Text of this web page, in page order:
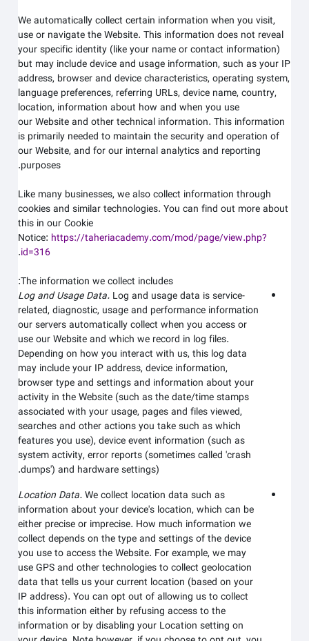
We automatically collect certain information when you visit,
use or navigate theWebsite. This information does not reveal
your specific identity (like your name or contact information)
but may include device and usage information, such as your IP
address, browser and device characteristics, operating system,
language preferences, referring URLs, device name, country,
location, information about how and when you use
ourWebsiteand other technical information. This information
is primarily needed to maintain the security and operation of
ourWebsite, and for our internal analytics and reporting
purposes.
Like many businesses, we also collect information through
cookies and similar technologies. You can find out more about
this in our Cookie
Notice:https://taheriacademy.com/mod/page/view.php?
id=316
.
The information we collect includes:
Log and Usage Data.Log and usage data is service-
related, diagnostic, usage and performance information
our servers automatically collect when you access or
use ourWebsiteand which we record in log files.
Depending on how you interact with us, this log data
may include your IP address, device information,
browser type and settings and information about your
activity in theWebsite(such as the date/time stamps
associated with your usage, pages and files viewed,
searches and other actions you take such as which
features you use), device event information (such as
system activity, error reports (sometimes called 'crash
dumps') and hardware settings).
Location Data.We collect location data such as
information about your device's location, which can be
either precise or imprecise. How much information we
collect depends on the type and settings of the device
you use to access theWebsite. For example, we may
use GPS and other technologies to collect geolocation
data that tells us your current location (based on your
IP address). You can opt out of allowing us to collect
this information either by refusing access to the
information or by disabling your Location setting on